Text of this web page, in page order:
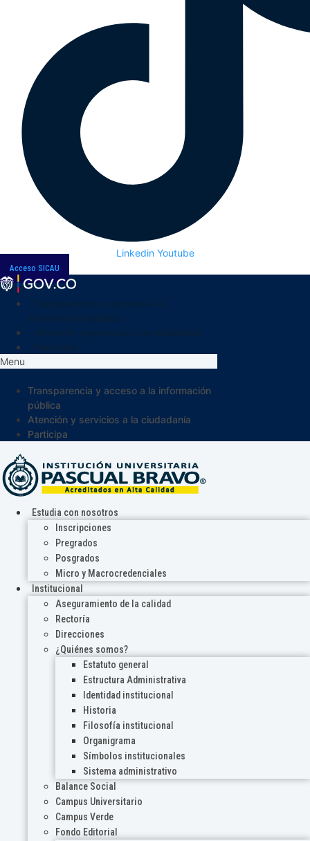
Linkedin Youtube
Acceso SICAU
Menu
Transparencia y acceso a la información
pública
Atención y servicios a la ciudadanía
Participa
Estudia con nosotros
Inscripciones
Pregrados
Posgrados
Micro y Macrocredenciales
Institucional
Aseguramiento de la calidad
Rectoría
Direcciones
¿Quiénes somos?
Estatuto general
Estructura Administrativa
Identidad institucional
Historia
Filosofía institucional
Organigrama
Símbolos institucionales
Sistema administrativo
Balance Social
Campus Universitario
Campus Verde
Fondo Editorial